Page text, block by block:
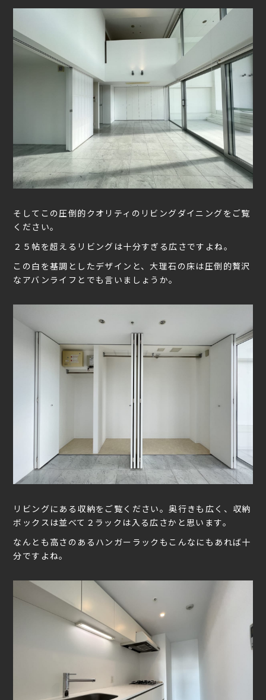
そしてこの圧倒的クオリティのリビングダイニングをご覧
ください。
２５帖を超えるリビングは十分すぎる広さですよね。
この白を基調としたデザインと、大理石の床は圧倒的贅沢
なアバンライフとでも言いましょうか。
リビングにある収納をご覧ください。奥行きも広く、収納
ボックスは並べて２ラックは入る広さかと思います。
なんとも高さのあるハンガーラックもこんなにもあれば十
分ですよね。